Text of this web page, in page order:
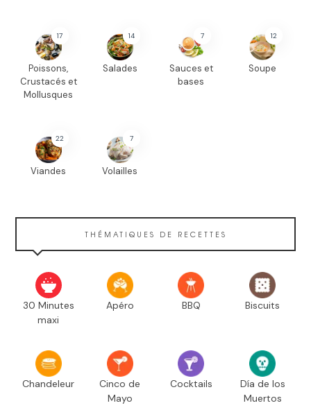
17
Poissons,
Crustacés et
Mollusques
14
Salades
7
Sauces et
bases
12
Soupe
22
Viandes
7
Volailles
THÉMATIQUES DE RECETTES
30 Minutes
maxi
Apéro BBQ Biscuits
Chandeleur
Cinco de
Mayo
Cocktails
Día de los
Muertos